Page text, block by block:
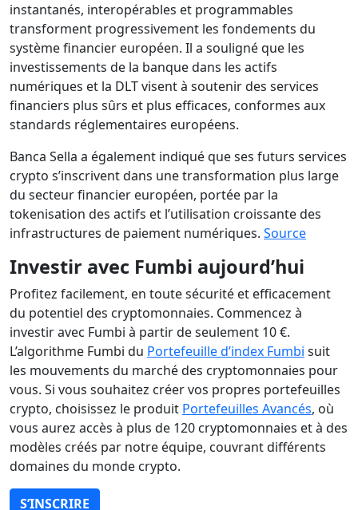
instantanés, interopérables et programmables
transforment progressivement les fondements du
système financier européen. Il a souligné que les
investissements de la banque dans les actifs
numériques et la DLT visent à soutenir des services
financiers plus sûrs et plus efficaces, conformes aux
standards réglementaires européens.
Banca Sella a également indiqué que ses futurs services
crypto s’inscrivent dans une transformation plus large
du secteur financier européen, portée par la
tokenisation des actifs et l’utilisation croissante des
infrastructures de paiement numériques. Source
Investir avec Fumbi aujourd’hui
Profitez facilement, en toute sécurité et efficacement
du potentiel des cryptomonnaies. Commencez à
investir avec Fumbi à partir de seulement 10 €.
L’algorithme Fumbi du Portefeuille d’index Fumbi suit
les mouvements du marché des cryptomonnaies pour
vous. Si vous souhaitez créer vos propres portefeuilles
crypto, choisissez le produit Portefeuilles Avancés, où
vous aurez accès à plus de 120 cryptomonnaies et à des
modèles créés par notre équipe, couvrant différents
domaines du monde crypto.
S’INSCRIRE